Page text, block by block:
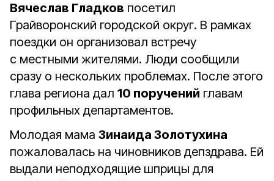
Вячеслав Гладков посетил
Грайворонский городской округ. В рамках
поездки он организовал встречу
с местными жителями. Люди сообщили
сразу о нескольких проблемах. После этого
глава региона дал 10 поручений главам
профильных департаментов.
Молодая мама Зинаида Золотухина
пожаловалась на чиновников депздрава. Ей
выдали неподходящие шприцы для